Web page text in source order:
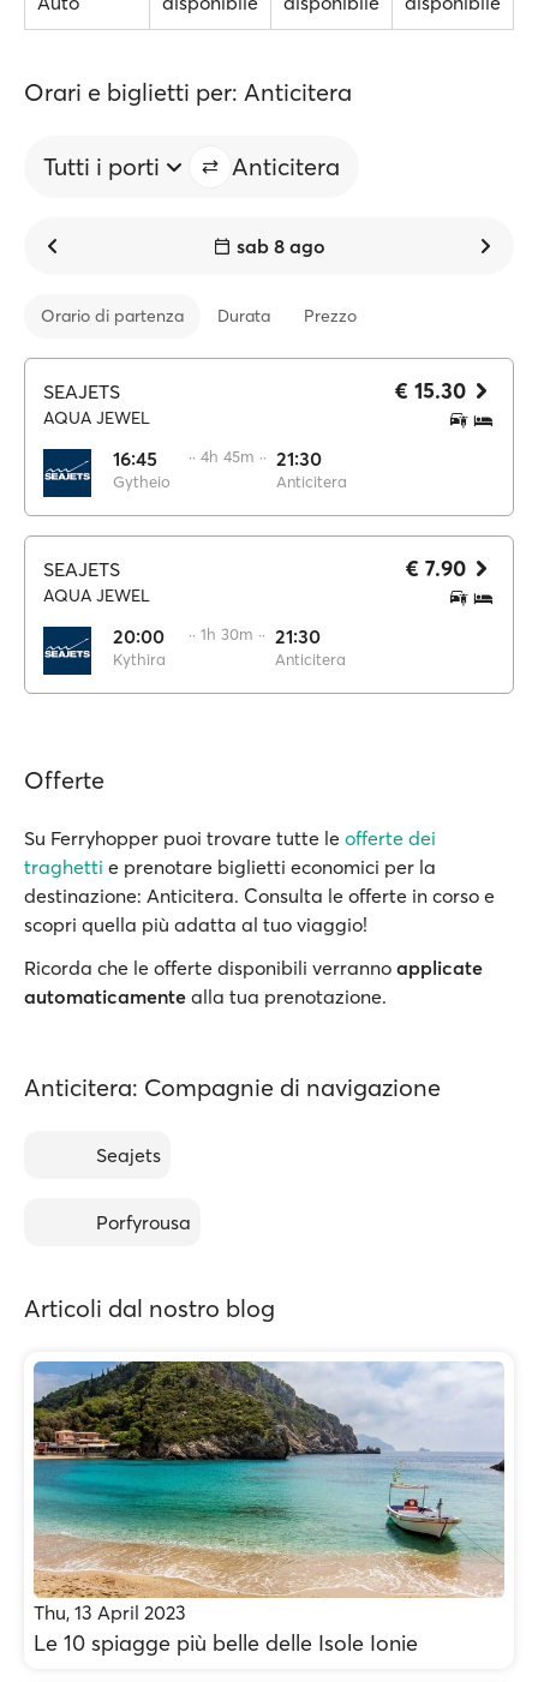
Orari e biglietti per: Anticitera
Tutti i porti Anticitera
sab 8 ago
Orario di partenza Durata Prezzo
SEAJETS
AQUA JEWEL
16:45
Gytheio
·· 4h 45m ·· 21:30
Anticitera
€ 15.30
SEAJETS
AQUA JEWEL
20:00
Kythira
·· 1h 30m ·· 21:30
Anticitera
€ 7.90
Offerte
Su Ferryhopper puoi trovare tutte le offerte dei
traghetti e prenotare biglietti economici per la
destinazione: Anticitera. Consulta le offerte in corso e
scopri quella più adatta al tuo viaggio!
Ricorda che le offerte disponibili verranno applicate
automaticamente alla tua prenotazione.
Anticitera: Compagnie di navigazione
Seajets
Porfyrousa
Articoli dal nostro blog
Thu, 13 April 2023
Le 10 spiagge più belle delle Isole Ionie